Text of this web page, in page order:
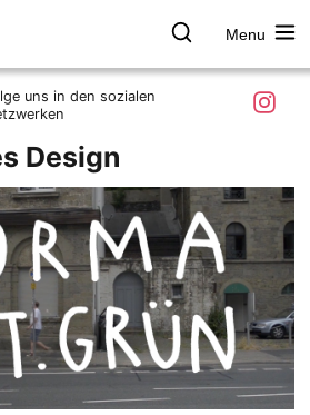
Menu
uns in den sozialen
Design